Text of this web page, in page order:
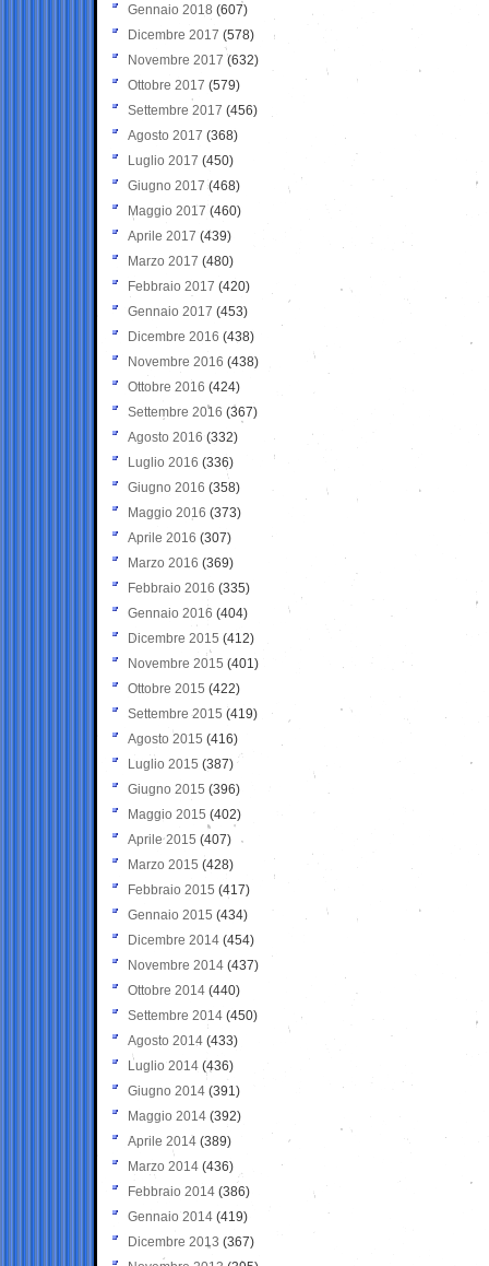
Gennaio 2018 (607)
Dicembre 2017 (578)
Novembre 2017 (632)
Ottobre 2017 (579)
Settembre 2017 (456)
Agosto 2017 (368)
Luglio 2017 (450)
Giugno 2017 (468)
Maggio 2017 (460)
Aprile 2017 (439)
Marzo 2017 (480)
Febbraio 2017 (420)
Gennaio 2017 (453)
Dicembre 2016 (438)
Novembre 2016 (438)
Ottobre 2016 (424)
Settembre 2016 (367)
Agosto 2016 (332)
Luglio 2016 (336)
Giugno 2016 (358)
Maggio 2016 (373)
Aprile 2016 (307)
Marzo 2016 (369)
Febbraio 2016 (335)
Gennaio 2016 (404)
Dicembre 2015 (412)
Novembre 2015 (401)
Ottobre 2015 (422)
Settembre 2015 (419)
Agosto 2015 (416)
Luglio 2015 (387)
Giugno 2015 (396)
Maggio 2015 (402)
Aprile 2015 (407)
Marzo 2015 (428)
Febbraio 2015 (417)
Gennaio 2015 (434)
Dicembre 2014 (454)
Novembre 2014 (437)
Ottobre 2014 (440)
Settembre 2014 (450)
Agosto 2014 (433)
Luglio 2014 (436)
Giugno 2014 (391)
Maggio 2014 (392)
Aprile 2014 (389)
Marzo 2014 (436)
Febbraio 2014 (386)
Gennaio 2014 (419)
Dicembre 2013 (367)